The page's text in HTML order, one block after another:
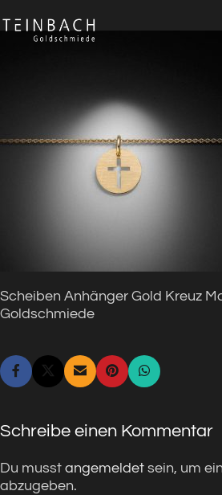
Scheiben Anhänger Gold Kreuz
Goldschmiede
Schreibe einen Kommentar
Du musst angemeldet sein, um
abzugeben.